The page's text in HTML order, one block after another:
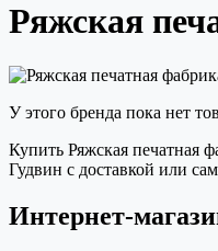
Ряжская
У этого бренда пока нет
Купить Ряжская печатная
Гудвин с доставкой или
Интернет-